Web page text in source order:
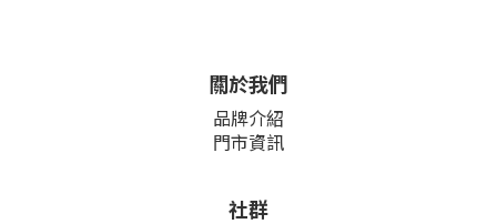
關於我們
品牌介紹
門市資訊
社群